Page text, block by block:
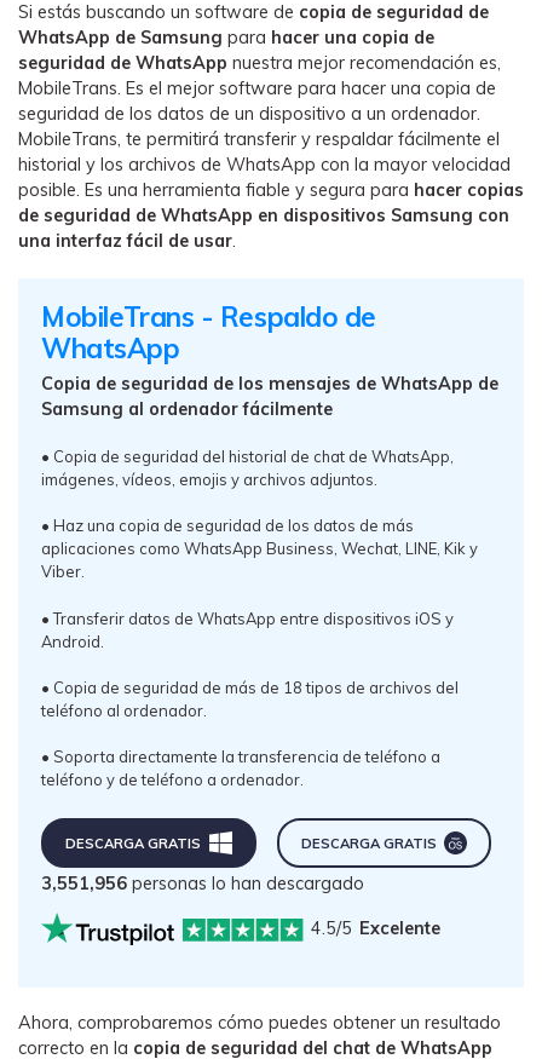
Si estás buscando un software de copia de seguridad de
WhatsApp de Samsung para hacer una copia de
seguridad de WhatsApp nuestra mejor recomendación es,
MobileTrans. Es el mejor software para hacer una copia de
seguridad de los datos de un dispositivo a un ordenador.
MobileTrans, te permitirá transferir y respaldar fácilmente el
historial y los archivos de WhatsApp con la mayor velocidad
posible. Es una herramienta fiable y segura para hacer copias
de seguridad de WhatsApp en dispositivos Samsung con
una interfaz fácil de usar.
MobileTrans - Respaldo de
WhatsApp
Copia de seguridad de los mensajes de WhatsApp de
Samsung al ordenador fácilmente
• Copia de seguridad del historial de chat de WhatsApp,
imágenes, vídeos, emojis y archivos adjuntos.
• Haz una copia de seguridad de los datos de más
aplicaciones como WhatsApp Business, Wechat, LINE, Kik y
Viber.
• Transferir datos de WhatsApp entre dispositivos iOS y
Android.
• Copia de seguridad de más de 18 tipos de archivos del
teléfono al ordenador.
• Soporta directamente la transferencia de teléfono a
teléfono y de teléfono a ordenador.
DESCARGA GRATIS DESCARGA GRATIS
3,551,956 personas lo han descargado
4.5/5 Excelente
Ahora, comprobaremos cómo puedes obtener un resultado
correcto en la copia de seguridad del chat de WhatsApp